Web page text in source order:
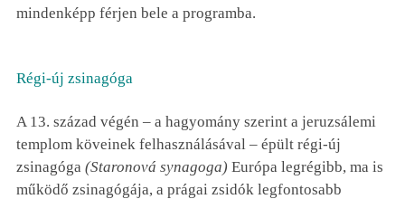
mindenképp férjen bele a programba.
Régi-új zsinagóga
A 13. század végén – a hagyomány szerint a jeruzsálemi
templom köveinek felhasználásával – épült régi-új
zsinagóga (Staronová synagoga) Európa legrégibb, ma is
működő zsinagógája, a prágai zsidók legfontosabb